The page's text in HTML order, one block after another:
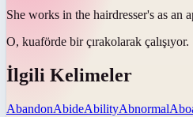
She works in the hairdresser's as an
O, kuaförde bir çırakolarak çalışıyor.
İlgili Kelimeler
AbandonAbideAbilityAbnormal